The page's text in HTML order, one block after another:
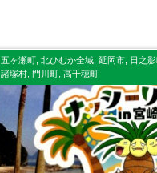
五ヶ瀬町, 北ひむか全域, 延岡市, 日之
諸塚村, 門川町, 高千穂町